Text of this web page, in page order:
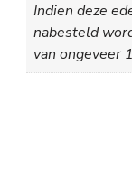
Indien deze
nabesteld
van ongeveer